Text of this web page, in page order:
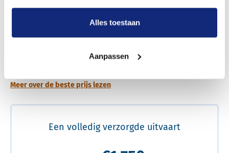
Alles toestaan
Aanpassen
Dit kost een begrafenis
Meer over de beste prijs lezen
Een volledig verzorgde uitvaart